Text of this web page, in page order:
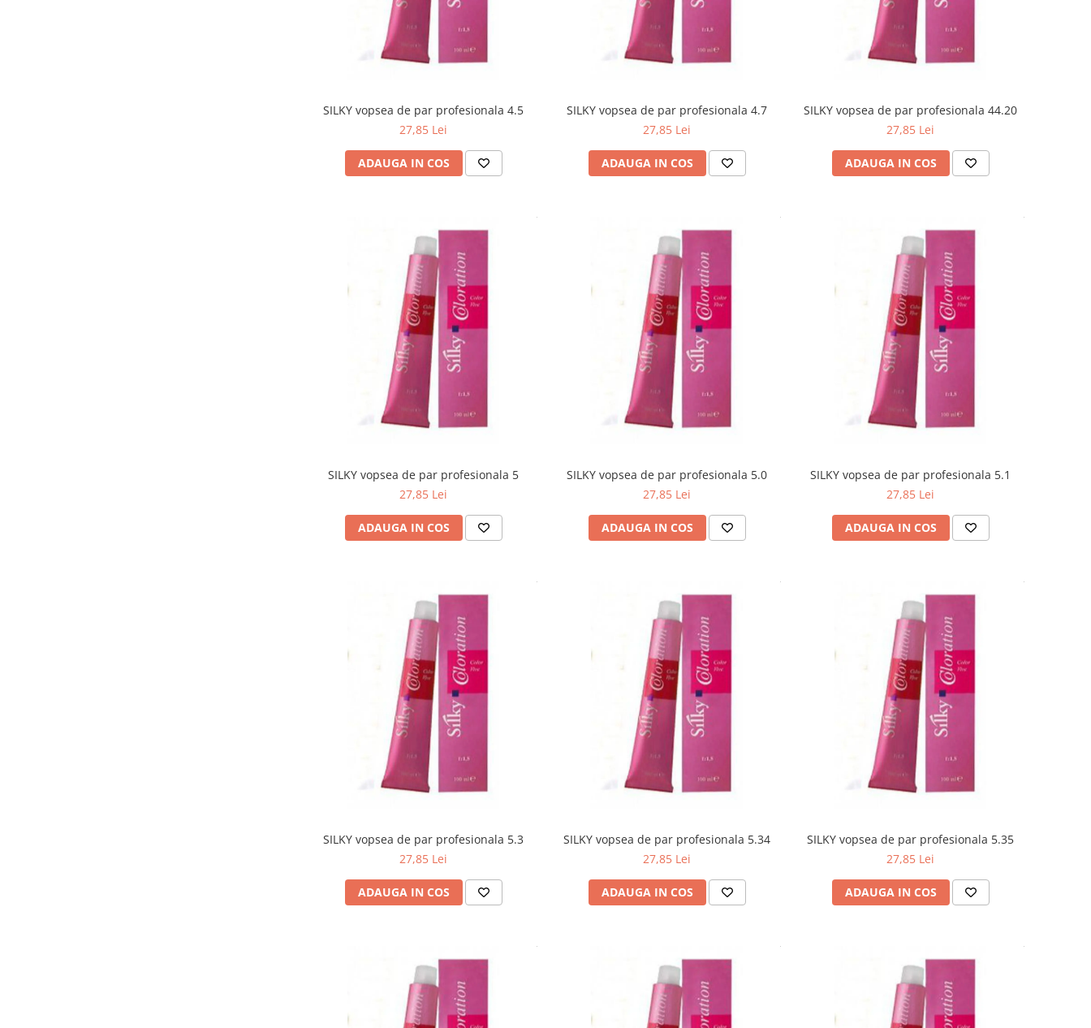
SILKY vopsea de par profesionala 4.5
27,85 Lei
ADAUGA IN COS
SILKY vopsea de par profesionala 4.7
27,85 Lei
ADAUGA IN COS
SILKY vopsea de par profesionala 44.20
27,85 Lei
ADAUGA IN COS
SILKY vopsea de par profesionala 5
27,85 Lei
ADAUGA IN COS
SILKY vopsea de par profesionala 5.0
27,85 Lei
ADAUGA IN COS
SILKY vopsea de par profesionala 5.1
27,85 Lei
ADAUGA IN COS
SILKY vopsea de par profesionala 5.3
27,85 Lei
ADAUGA IN COS
SILKY vopsea de par profesionala 5.34
27,85 Lei
ADAUGA IN COS
SILKY vopsea de par profesionala 5.35
27,85 Lei
ADAUGA IN COS